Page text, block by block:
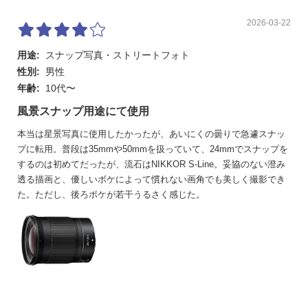
2026-03-22
用途:
スナップ写真・ストリートフォト
性別:
男性
年齢:
10代〜
風景スナップ用途にて使用
本当は星景写真に使用したかったが、あいにくの曇りで急遽スナッ
プに転用。普段は35mmや50mmを扱っていて、24mmでスナップを
するのは初めてだったが、流石はNIKKOR S-Line。妥協のない澄み
透る描画と、優しいボケによって慣れない画角でも美しく撮影でき
た。ただし、後ろボケが若干うるさく感じた。